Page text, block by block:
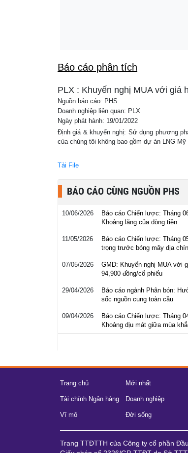
Báo cáo phân tích
PLX : Khuyến nghị MUA với giá
Nguồn báo cáo: PHS
Doanh nghiệp liên quan: PLX
Ngày phát hành: 19/01/2022
Định giá & khuyến nghị: Sử dụng phương
của chúng tôi không bao gồm dự án LNG
Tải File
BÁO CÁO CÙNG NGUỒN PHS
10/06/2026
Báo cáo Chiến lược: Tháng
Khoảng lặng của dòng tiền
11/05/2026
Báo cáo Chiến lược: Tháng
trọng trước bóng mây dịa
07/05/2026
GMD: Khuyến nghị MUA với
94,900 đồng/cổ phiếu
29/04/2026
Báo cáo ngành Phân bón:
sốc nguồn cung toàn cầu
09/04/2026
Báo cáo Chiến lược: Tháng
Khoảng dịu mát giữa mùa
Trang chủ Mới nhất
Tài chính Ngân hàng Doanh nghiệp
Vĩ mô Đời sống
Trang TTĐTTH của Công ty cổ phần